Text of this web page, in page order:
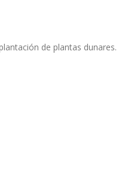
de plantas dunares.